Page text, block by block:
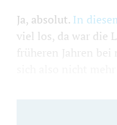
Ja, absolut. In
viel los, da war die
früheren Jahren